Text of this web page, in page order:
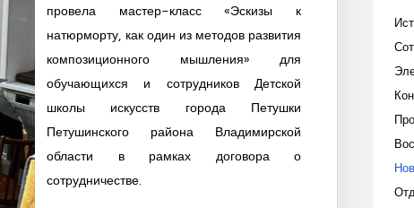
провела мастер-класс «Эскизы к
натюрморту, как один из методов развития
композиционного мышления» для
обучающихся и сотрудников Детской
школы искусств города Петушки
Петушинского района Владимирской
области в рамках договора о
сотрудничестве.